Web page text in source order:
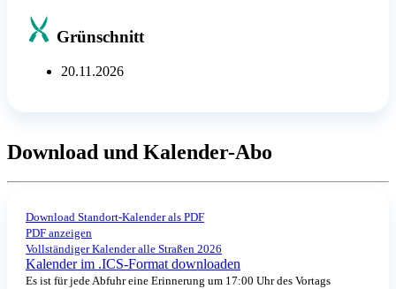
Grünschnitt
20.11.2026
Download und Kalender-Abo
Download Standort-Kalender als PDF
PDF anzeigen
Vollständiger Kalender alle Straßen 2026
Kalender im .ICS-Format downloaden
Es ist für jede Abfuhr eine Erinnerung um 17:00 Uhr des Vortags